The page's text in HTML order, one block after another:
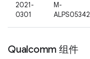
2021-
0301
M-
Qualcomm 组件